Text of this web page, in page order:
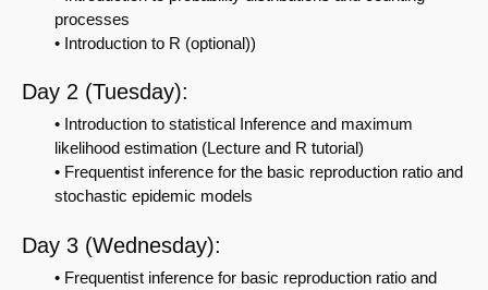
processes
• Introduction to R (optional))
Day 2 (Tuesday):
• Introduction to statistical Inference and maximum
likelihood estimation (Lecture and R tutorial)
• Frequentist inference for the basic reproduction ratio and
stochastic epidemic models
Day 3 (Wednesday):
• Frequentist inference for basic reproduction ratio and